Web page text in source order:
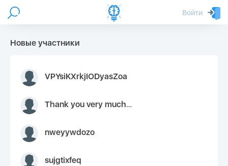
Войти
Новые участники
VPYsiKXrkjIODyasZoa
Thank you very much for your inquiry We appreciate you 9126052 https://youtube.com faceapple !
nweyywdozo
sujgtixfeq